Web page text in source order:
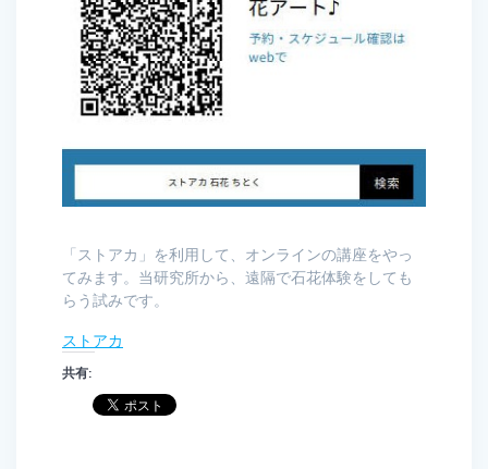
「ストアカ」を利用して、オンラインの講座をやっ
てみます。当研究所から、遠隔で石花体験をしても
らう試みです。
ストアカ
共有: